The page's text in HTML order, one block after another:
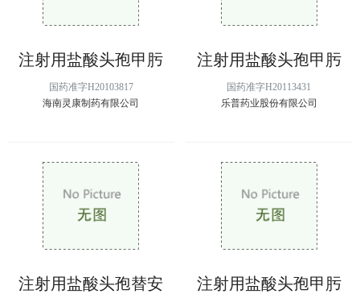
注射用盐酸头孢甲肟
国药准字H20103817
海南灵康制药有限公司
注射用盐酸头孢甲肟
国药准字H20113431
乐普药业股份有限公司
注射用盐酸头孢替安 注射用盐酸头孢甲肟